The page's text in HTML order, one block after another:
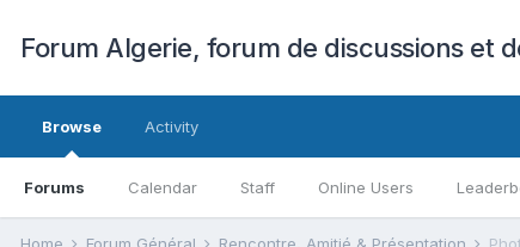
Forum Algerie, forum de discussions et
Browse
Forums Calendar Staff Online Users
Activity